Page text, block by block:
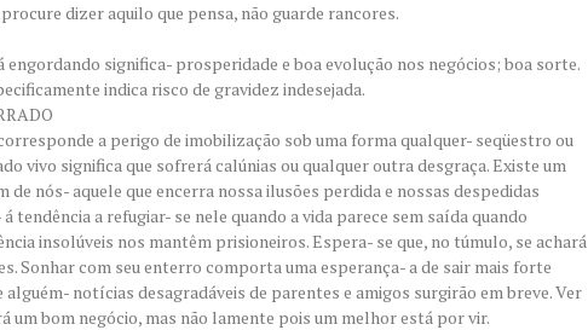
dizer aquilo que pensa, não guarde rancores.
engordando significa- prosperidade e boa evolução nos negócios; boa sorte.
indica risco de gravidez indesejada.
a perigo de imobilização sob uma forma qualquer- seqüestro ou
vivo significa que sofrerá calúnias ou qualquer outra desgraça. Existe um
de nós- aquele que encerra nossa ilusões perdida e nossas despedidas
tendência a refugiar- se nele quando a vida parece sem saída quando
insolúveis nos mantêm prisioneiros. Espera- se que, no túmulo, se achará
Sonhar com seu enterro comporta uma esperança- a de sair mais forte
alguém- notícias desagradáveis de parentes e amigos surgirão em breve. Ver
um bom negócio, mas não lamente pois um melhor está por vir.